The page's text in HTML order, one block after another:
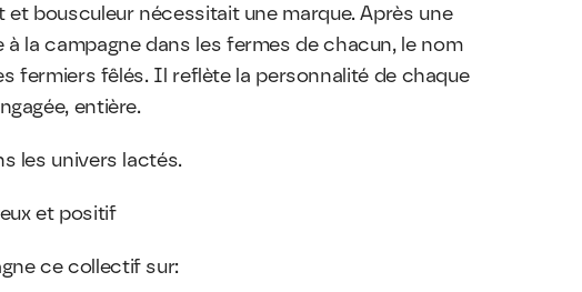
et bousculeur nécessitait une marque. Après une
à la campagne dans les fermes de chacun, le nom
fermiers fêlés. Il reflète la personnalité de chaque
entière.
les univers lactés.
et positif
ce collectif sur: